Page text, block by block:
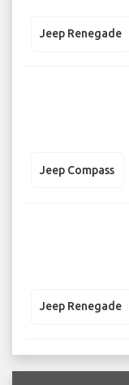
Jeep Renegade
Jeep Compass
Jeep Renegade